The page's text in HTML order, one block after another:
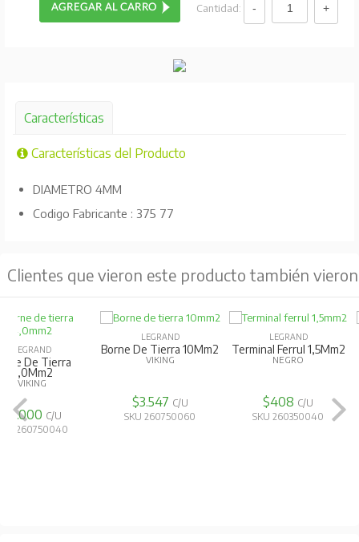
Cantidad:
Características
Características del Producto
DIAMETRO 4MM
Codigo Fabricante : 375 77
Clientes que vieron este producto también vieron
Borne De Tierra 10Mm2
VIKING
SKU 260750060
Terminal Ferrul 1,5Mm2
$408
SKU 260350040
LEGRAND
Terminal
$393